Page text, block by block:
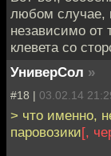
любом случае,
независимо от
клевета со
УниверСол »
#18 | 03.02.14
> что именно,
паровозики[,